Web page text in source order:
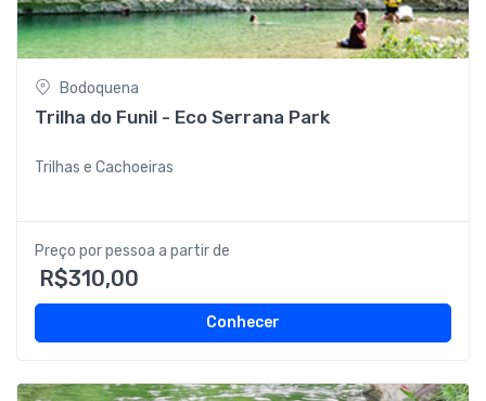
Bodoquena
Trilha do Funil - Eco Serrana Park
Trilhas e Cachoeiras
Preço por pessoa a partir de
R$310,00
Conhecer